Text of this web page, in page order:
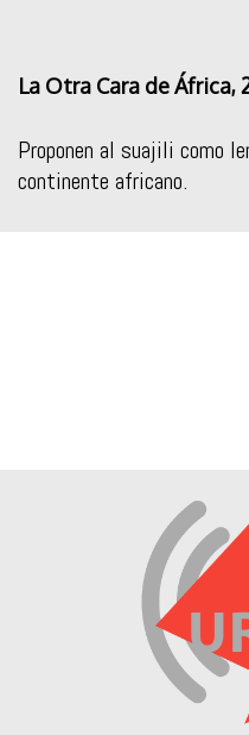
La Otra Cara de África,
Proponen al suajili como
continente africano.